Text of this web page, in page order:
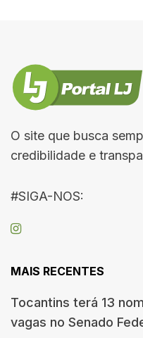
O site que busca
credibilidade e
#SIGA-NOS:
MAIS RECENTES
Tocantins terá 13
vagas no Senado